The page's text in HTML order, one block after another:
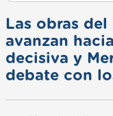
Las obras
avanzan
decisiva y
debate con